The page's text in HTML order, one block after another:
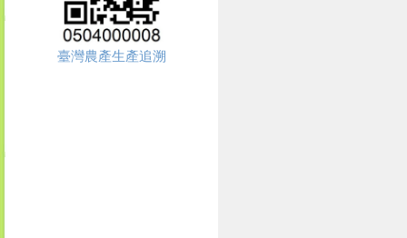
臺灣農產生產追溯